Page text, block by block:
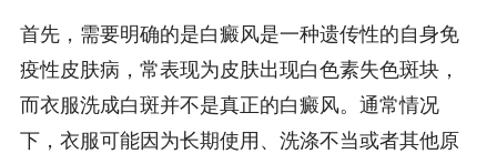
首先，需要明确的是白癜风是一种遗传性的自身免
疫性皮肤病，常表现为皮肤出现白色素失色斑块，
而衣服洗成白斑并不是真正的白癜风。通常情况
下，衣服可能因为长期使用、洗涤不当或者其他原